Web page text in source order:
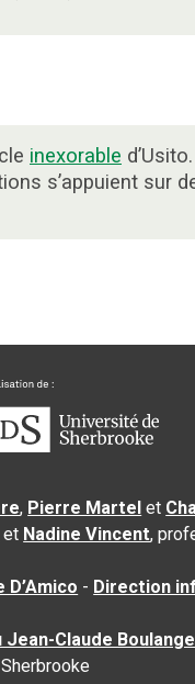
inexorable d’Usito.
s’appuient sur
, Pierre Martel et
et Nadine Vincent,
D’Amico - Direction
Jean-Claude